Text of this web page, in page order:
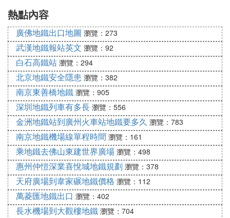
看圖，希望採納哦
⑦ 武漢地鐵1號線路線圖
協和醫院在一號線那個站下
⑧ 關於武漢市新建地鐵の！！（地鐵圖
片，資料）
目前正在新建的幾條武漢城市圈城鐵要與武漢地鐵銜
接，以後武漢周邊城市的居民到武漢協和醫院來就診
很方便，地鐵2號線中山公園站有一條通道通往正在
興建的協和醫院新門診大樓。
⑨ 武漢的地鐵線路圖誰有啊
目前已建成的鐧懼害鍦板浘
熱點內容
廣佛地鐵出口地圖 瀏覽：273
武漢地鐵報站英文 瀏覽：92
白石高鐵站 瀏覽：294
北京地鐵安全隱患 瀏覽：382
南京東善橋地鐵 瀏覽：905
深圳地鐵列車有多長 瀏覽：556
金洲地鐵站到廣州火車站地鐵要多久 瀏覽：783
南京地鐵機場線單程時間 瀏覽：161
乘地鐵去佛山東建世界廣場 瀏覽：498
惠州仲愷深業喜悅城地鐵規劃 瀏覽：378
天府廣場到韋家碾地鐵價格 瀏覽：112
萬菱匯地鐵出口 瀏覽：402
長水機場到大觀樓地鐵 瀏覽：704